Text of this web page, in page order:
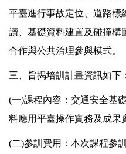
平臺進行事故定位、道路標
讀、基礎資料建置及碰撞構
合作與公共治理參與模式。
三、旨揭培訓計畫資訊如下：
(一)課程內容：交通安全基
料應用平臺操作實務及成果
(二)參訓費用：本次課程參